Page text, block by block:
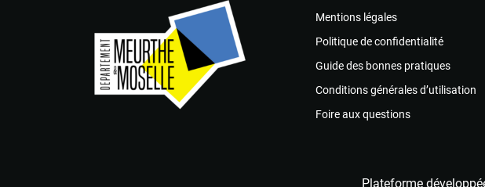
Mentions légales
Politique de confidentialité
Guide des bonnes pratiques
Conditions générales d’utilisation
Foire aux questions
Plateforme